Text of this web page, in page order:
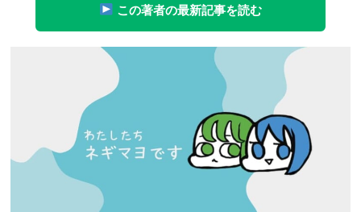
この著者の最新記事を読む